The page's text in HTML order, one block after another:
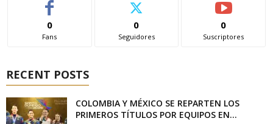
0
Fans
0
Seguidores
0
Suscriptores
RECENT POSTS
COLOMBIA Y MÉXICO SE REPARTEN LOS
PRIMEROS TÍTULOS POR EQUIPOS EN...